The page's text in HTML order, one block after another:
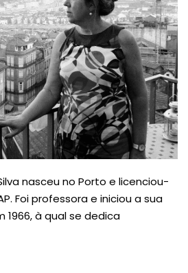
nasceu no Porto e licenciou-
Foi professora e iniciou a sua
à qual se dedica